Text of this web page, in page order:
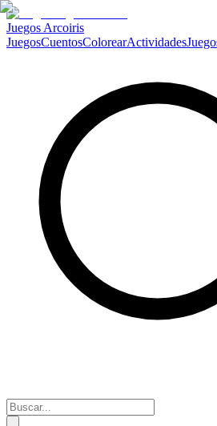
Juegos Arcoiris
JuegosCuentosColorearActividades